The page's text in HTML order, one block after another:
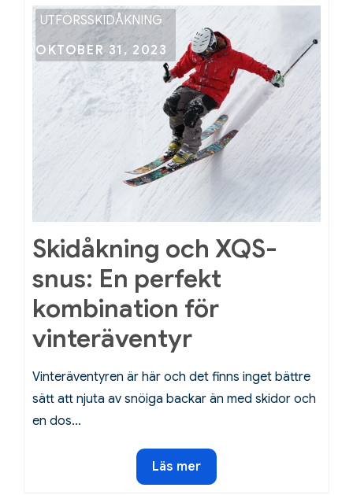
under
UTFÖRSSKIDÅKNING
Posted
OKTOBER 31, 2023
Skidåkning och XQS-
snus: En perfekt
kombination för
vinteräventyr
Vinteräventyren är här och det finns inget bättre
sätt att njuta av snöiga backar än med skidor och
en dos…
Skidåkning
och
Läs mer